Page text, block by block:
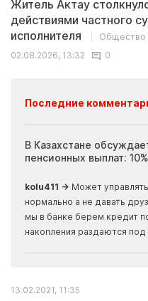
Житель Актау
действиями частного
исполнителя
Общество
02.08.2026, 13:32
0
Последние
В Казахстане
пенсионных выплат:
kolu411 → Может
нормально а не давать
мы в банке берем кредит
накопления раздаются
13.02.2021, 11:35